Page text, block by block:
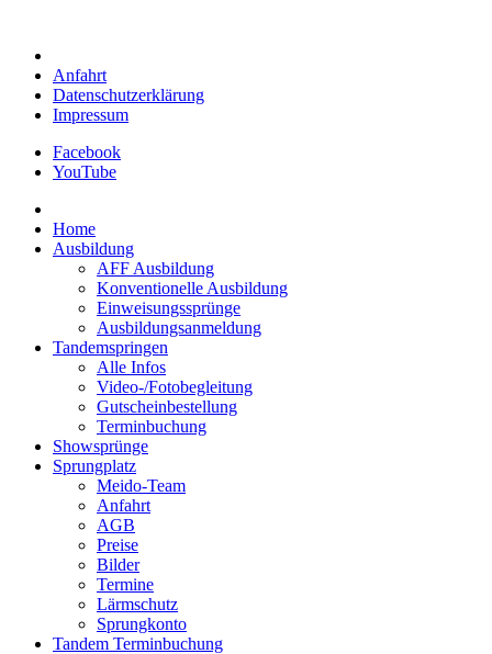
Anfahrt
Datenschutzerklärung
Impressum
Facebook
YouTube
Home
Ausbildung
AFF Ausbildung
Konventionelle Ausbildung
Einweisungssprünge
Ausbildungsanmeldung
Tandemspringen
Alle Infos
Video-/Fotobegleitung
Gutscheinbestellung
Terminbuchung
Showsprünge
Sprungplatz
Meido-Team
Anfahrt
AGB
Preise
Bilder
Termine
Lärmschutz
Sprungkonto
Tandem Terminbuchung